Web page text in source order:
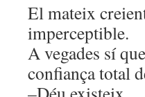
El mateix
imperceptible.
A vegades sí
confiança total